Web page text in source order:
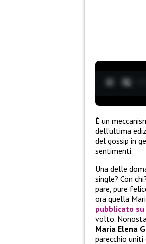
È un
dell’ultima
del gossip in
sentimenti.
Una delle
single? Con
pare, pure
ora quella
pubblicato su
volto.
Maria Elena
parecchio uniti